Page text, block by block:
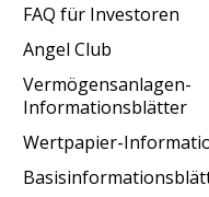
FAQ für Investoren
Angel Club
Vermögensanlagen-
Informationsblätter
Wertpapier-